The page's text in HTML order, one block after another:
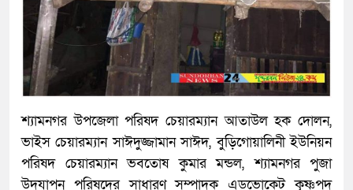
শ্যামনগর উপজেলা পরিষদ চেয়ারম্যান আতাউল হক দোলন,
ভাইস চেয়ারম্যান সাঈদুজ্জামান সাঈদ, বুড়িগোয়ালিনী ইউনিয়ন
পরিষদ চেয়ারম্যান ভবতোষ কুমার মন্ডল, শ্যামনগর পুজা
উদযাপন পরিষদের সাধারণ সম্পাদক এডভোকেট কৃষ্ণপদ